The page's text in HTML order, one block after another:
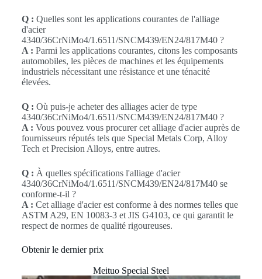
Q : Quelles sont les applications courantes de l'alliage
d'acier
4340/36CrNiMo4/1.6511/SNCM439/EN24/817M40 ?
A : Parmi les applications courantes, citons les composants
automobiles, les pièces de machines et les équipements
industriels nécessitant une résistance et une ténacité
élevées.
Q : Où puis-je acheter des alliages acier de type
4340/36CrNiMo4/1.6511/SNCM439/EN24/817M40 ?
A : Vous pouvez vous procurer cet alliage d'acier auprès de
fournisseurs réputés tels que Special Metals Corp, Alloy
Tech et Precision Alloys, entre autres.
Q : À quelles spécifications l'alliage d'acier
4340/36CrNiMo4/1.6511/SNCM439/EN24/817M40 se
conforme-t-il ?
A : Cet alliage d'acier est conforme à des normes telles que
ASTM A29, EN 10083-3 et JIS G4103, ce qui garantit le
respect de normes de qualité rigoureuses.
Obtenir le dernier prix
Meituo Special Steel